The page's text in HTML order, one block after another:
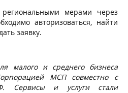
региональными мерами через
авторизоваться, найти
заявку.
малого и среднего бизнеса
МСП совместно с
Сервисы и услуги стали